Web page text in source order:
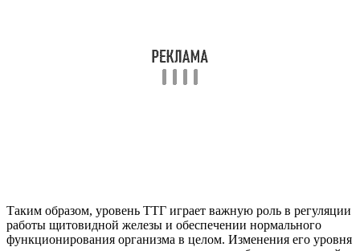
Таким образом, уровень ТТГ играет важную роль в регуляции
работы щитовидной железы и обеспечении нормального
функционирования организма в целом. Изменения его уровня